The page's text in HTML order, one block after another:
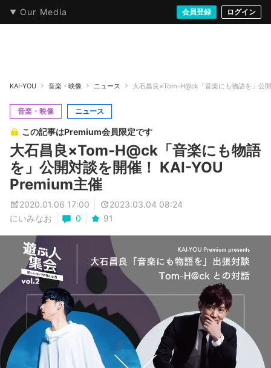
Our Media 会員登録 ログイン
本・文芸 情報化社会 音楽・映像 ゲームストリート
KAI-YOU 音楽・映像 ニュース 大石昌良×Tom-H@ck「音楽にも物語を」公
音楽・映像 ニュース
この記事はPremium会員限定です
大石昌良×Tom-H@ck「音楽にも物語
を」公開対談を開催！ KAI-YOU
Premium主催
2020.01.06 17:00
2023.03.04 08:24
にいみなお
0 91